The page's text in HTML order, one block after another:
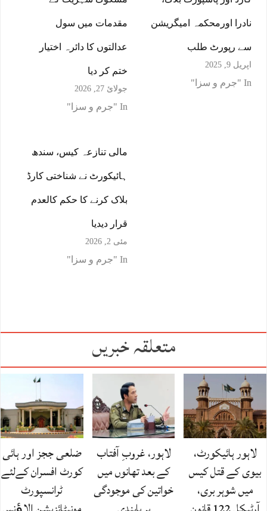
مقدمات میں سول
عدالتوں کا دائرہ اختیار
ختم کر دیا
جولائ 27, 2026
In "جرم و سزا"
نادرا اورمحکمہ امیگریشن
سے رپورٹ طلب
اپریل 9, 2025
In "جرم و سزا"
مالی تنازعہ کیس، سندھ
ہائیکورٹ نے شناختی کارڈ
بلاک کرنے کا حکم کالعدم
قرار دیدیا
مئی 2, 2026
In "جرم و سزا"
متعلقہ خبریں
لاہور ہائیکورٹ،
بیوی کے قتل کیس
میں شوہر بری،
لاہور، غروبِ آفتاب
کے بعد تھانوں میں
خواتین کی موجودگی
ضلعی ججز اور ہائی
کورٹ افسران کےلئے
ٹرانسپورٹ